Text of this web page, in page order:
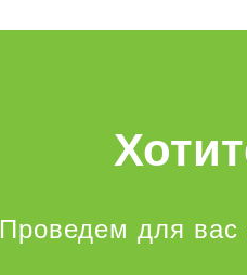
Проведем для вас